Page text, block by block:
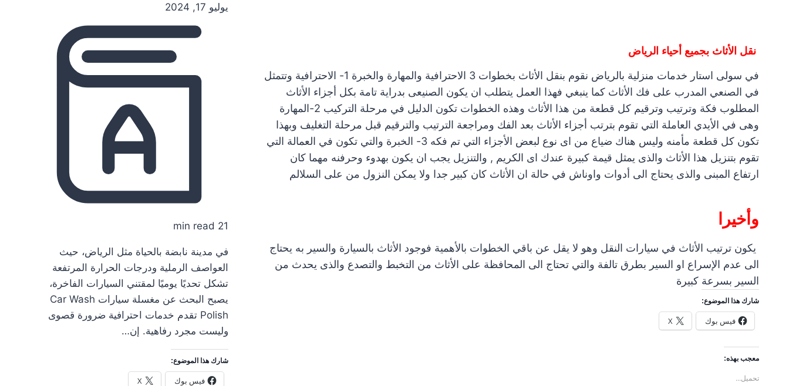
نقل الأثاث بجميع أحياء الرياض
في سولى استار خدمات منزلية بالرياض نقوم بنقل الأثاث بخطوات 3 الاحترافية والمهارة والخبرة 1- الاحترافية وتتمثل
في الصنعي المدرب على فك الأثاث كما ينبغي فهذا العمل يتطلب ان يكون الصنيعى بدراية تامة بكل أجزاء الأثاث
المطلوب فكة وترتيب وترقيم كل قطعة من هذا الأثاث وهذه الخطوات تكون الدليل في مرحلة التركيب 2-المهارة
وهى في الأيدي العاملة التي تقوم بترتب أجزاء الأثاث بعد الفك ومراجعة الترتيب والترقيم قبل مرحلة التغليف وبهذا
تكون كل قطعة مأمنه وليس هناك ضياع من اى نوع لبعض الأجزاء التي تم فكه 3- الخبرة والتي تكون في العمالة التي
تقوم بتنزيل هذا الأثاث والذى يمثل قيمة كبيرة عندك اى الكريم , والتنزيل يجب ان يكون بهدوء وحرفنه مهما كان
ارتفاع المبنى والذى يحتاج الى أدوات واوناش في حالة ان الأثاث كان كبير جدا ولا يمكن النزول من على السلالم
وأخيرا
يكون ترتيب الأثاث في سيارات النقل وهو لا يقل عن باقي الخطوات بالأهمية فوجود الأثاث بالسيارة والسير به يحتاج
الى عدم الإسراع او السير بطرق تالفة والتي تحتاج الى المحافظة على الأثاث من التخبط والتصدع والذى يحدث من
السير بسرعة كبيرة
شارك هذا الموضوع:
فيس بوك X
معجب بهذه:
تحميل...
يوليو 17, 2024
21 min read
في مدينة نابضة بالحياة مثل الرياض، حيث
العواصف الرملية ودرجات الحرارة المرتفعة
تشكل تحديًا يوميًا لمقتني السيارات الفاخرة،
يصبح البحث عن مغسلة سيارات Car Wash
Polish تقدم خدمات احترافية ضرورة قصوى
وليست مجرد رفاهية. إن…
شارك هذا الموضوع:
فيس بوك X